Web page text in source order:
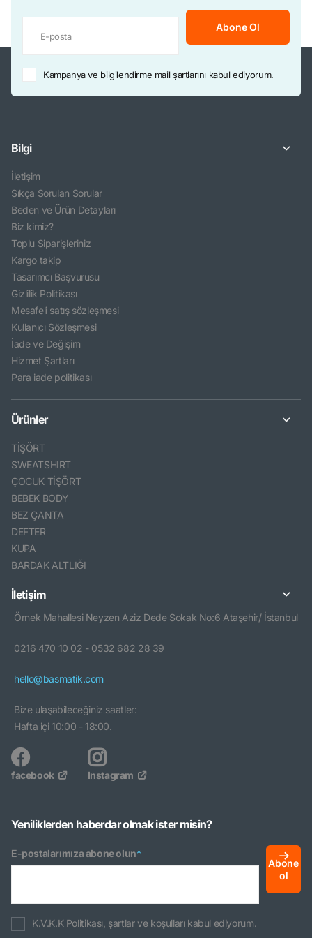
Abone Ol
Kampanya ve bilgilendirme mail şartlarını kabul ediyorum.
Bilgi
İletişim
Sıkça Sorulan Sorular
Beden ve Ürün Detayları
Biz kimiz?
Toplu Siparişleriniz
Kargo takip
Tasarımcı Başvurusu
Gizlilik Politikası
Mesafeli satış sözleşmesi
Kullanıcı Sözleşmesi
İade ve Değişim
Hizmet Şartları
Para iade politikası
Ürünler
TİŞÖRT
SWEATSHIRT
ÇOCUK TİŞÖRT
BEBEK BODY
BEZ ÇANTA
DEFTER
KUPA
BARDAK ALTLIĞI
İletişim
Örnek Mahallesi Neyzen Aziz Dede Sokak No:6 Ataşehir/ İstanbul
0216 470 10 02 - 0532 682 28 39
hello@basmatik.com
Bize ulaşabileceğiniz saatler:
Hafta içi 10:00 - 18:00.
facebook Instagram
Yeniliklerden haberdar olmak ister misin?
E-postalarımıza abone olun*
Abone
ol
K.V.K.K Politikası, şartlar ve koşulları kabul ediyorum.